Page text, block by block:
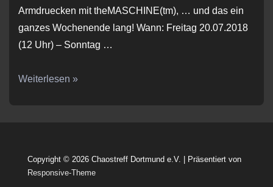
Armdruecken mit theMASCHINE(tm), … und das ein
ganzes Wochenende lang! Wann: Freitag 20.07.2018
(12 Uhr) – Sonntag …
Chaos
Weiterlesen »
Copyright © 2026 Chaostreff Dortmund e.V.
| Präsentiert von
Responsive-Theme